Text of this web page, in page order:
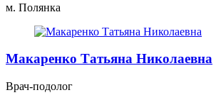
м. Полянка
Макаренко Татьяна Николаевна
Врач-подолог